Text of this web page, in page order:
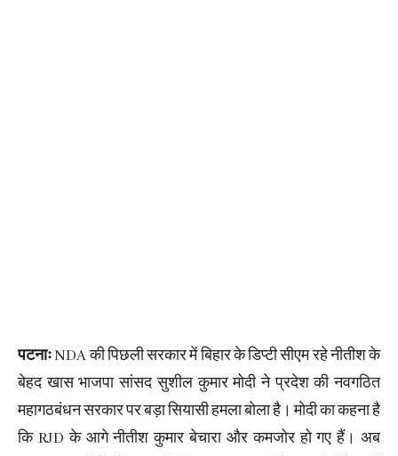
पटनाःNDA की पिछली सरकार में बिहार के डिप्टी सीएम रहे नीतीश के
बेहद खास भाजपा सांसद सुशील कुमार मोदी ने प्रदेश की नवगठित
महागठबंधन सरकार पर बड़ा सियासी हमला बोला है। मोदी का कहना है
कि RJD के आगे नीतीश कुमार बेचारा और कमजोर हो गए हैं। अब